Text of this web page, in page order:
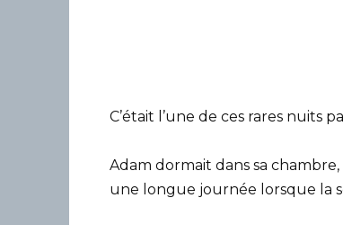
C’était l’une de ces rares nuits
Adam dormait dans sa
une longue journée lorsque la